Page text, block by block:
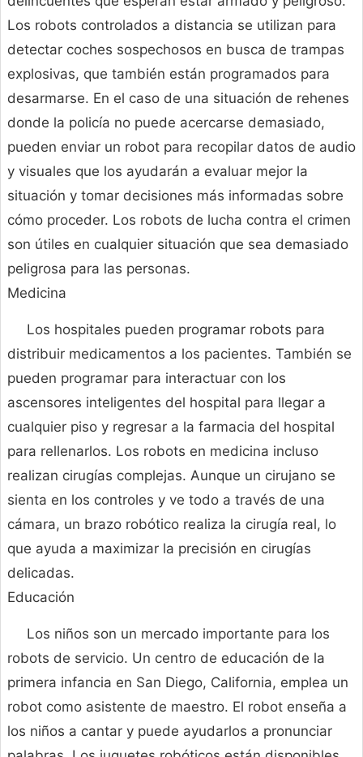
Los robots controlados a distancia se utilizan para
detectar coches sospechosos en busca de trampas
explosivas, que también están programados para
desarmarse. En el caso de una situación de rehenes
donde la policía no puede acercarse demasiado,
pueden enviar un robot para recopilar datos de audio
y visuales que los ayudarán a evaluar mejor la
situación y tomar decisiones más informadas sobre
cómo proceder. Los robots de lucha contra el crimen
son útiles en cualquier situación que sea demasiado
peligrosa para las personas.
Medicina
Los hospitales pueden programar robots para
distribuir medicamentos a los pacientes. También se
pueden programar para interactuar con los
ascensores inteligentes del hospital para llegar a
cualquier piso y regresar a la farmacia del hospital
para rellenarlos. Los robots en medicina incluso
realizan cirugías complejas. Aunque un cirujano se
sienta en los controles y ve todo a través de una
cámara, un brazo robótico realiza la cirugía real, lo
que ayuda a maximizar la precisión en cirugías
delicadas.
Educación
Los niños son un mercado importante para los
robots de servicio. Un centro de educación de la
primera infancia en San Diego, California, emplea un
robot como asistente de maestro. El robot enseña a
los niños a cantar y puede ayudarlos a pronunciar